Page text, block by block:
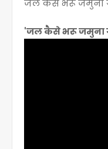
जल कैसे भरू जमुना
'जल कैसे भरू जमुना